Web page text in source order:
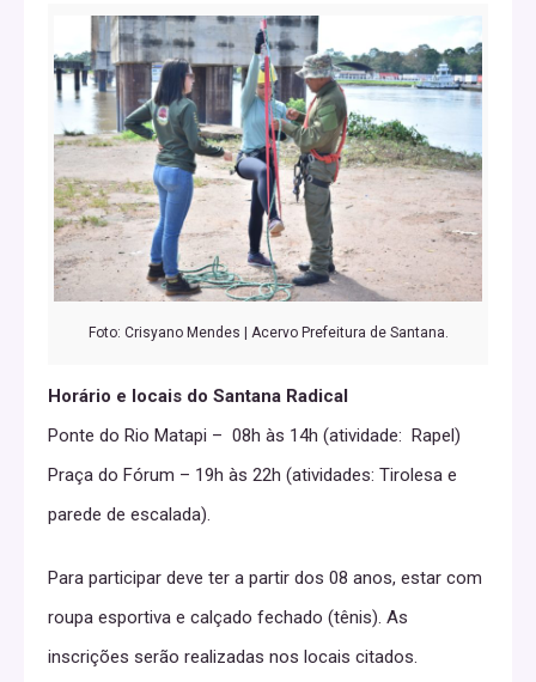
Foto: Crisyano Mendes | Acervo Prefeitura de Santana.
Horário e locais do Santana Radical
Ponte do Rio Matapi – 08h às 14h (atividade: Rapel)
Praça do Fórum – 19h às 22h (atividades: Tirolesa e
parede de escalada).
Para participar deve ter a partir dos 08 anos, estar com
roupa esportiva e calçado fechado (tênis). As
inscrições serão realizadas nos locais citados.